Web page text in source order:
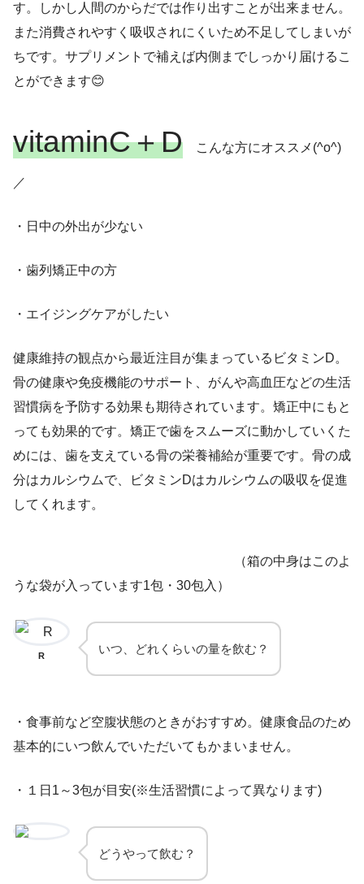
す。しかし人間のからだでは作り出すことが出来ません。
また消費されやすく吸収されにくいため不足してしまいが
ちです。サプリメントで補えば内側までしっかり届けるこ
とができます😊
vitaminC＋D こんな方にオススメ(^o^)
／
・日中の外出が少ない
・歯列矯正中の方
・エイジングケアがしたい
健康維持の観点から最近注目が集まっているビタミンD。
骨の健康や免疫機能のサポート、がんや高血圧などの生活
習慣病を予防する効果も期待されています。矯正中にもと
っても効果的です。矯正で歯をスムーズに動かしていくた
めには、歯を支えている骨の栄養補給が重要です。骨の成
分はカルシウムで、ビタミンDはカルシウムの吸収を促進
してくれます。
（箱の中身はこのよ
うな袋が入っています1包・30包入）
R いつ、どれくらいの量を飲む？
・食事前など空腹状態のときがおすすめ。健康食品のため
基本的にいつ飲んでいただいてもかまいません。
・１日1～3包が目安(※生活習慣によって異なります)
どうやって飲む？